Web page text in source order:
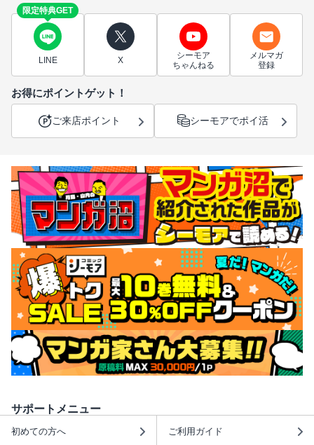
限定特典GET
LINE X
シーモア
ちゃんねる
メルマガ
登録
お得にポイントゲット！
ご来店ポイント シーモアでポイ活
サポートメニュー
初めての方へ ご利用ガイド